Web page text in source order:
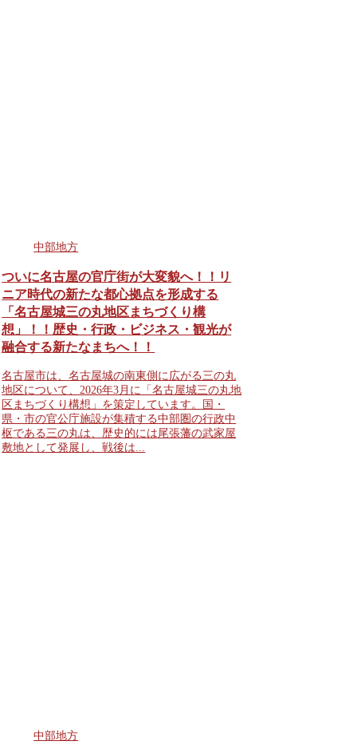
中部地方
ついに名古屋の官庁街が大変貌へ！！リ
ニア時代の新たな都心拠点を形成する
「名古屋城三の丸地区まちづくり構
想」！！歴史・行政・ビジネス・観光が
融合する新たなまちへ！！
名古屋市は、名古屋城の南東側に広がる三の丸
地区について、2026年3月に「名古屋城三の丸地
区まちづくり構想」を策定しています。国・
県・市の官公庁施設が集積する中部圏の行政中
枢である三の丸は、歴史的には尾張藩の武家屋
敷地として発展し、戦後は...
中部地方